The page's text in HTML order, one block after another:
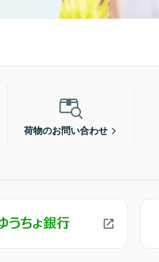
荷物のお問い合わせ